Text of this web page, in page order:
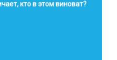
кто в этом виноват?